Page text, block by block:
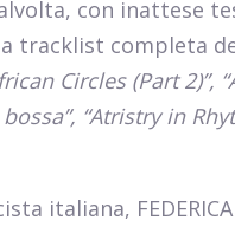
con inattese
tracklist completa
Circles (Part 2)”,
“Atristry in
italiana, FEDERICA